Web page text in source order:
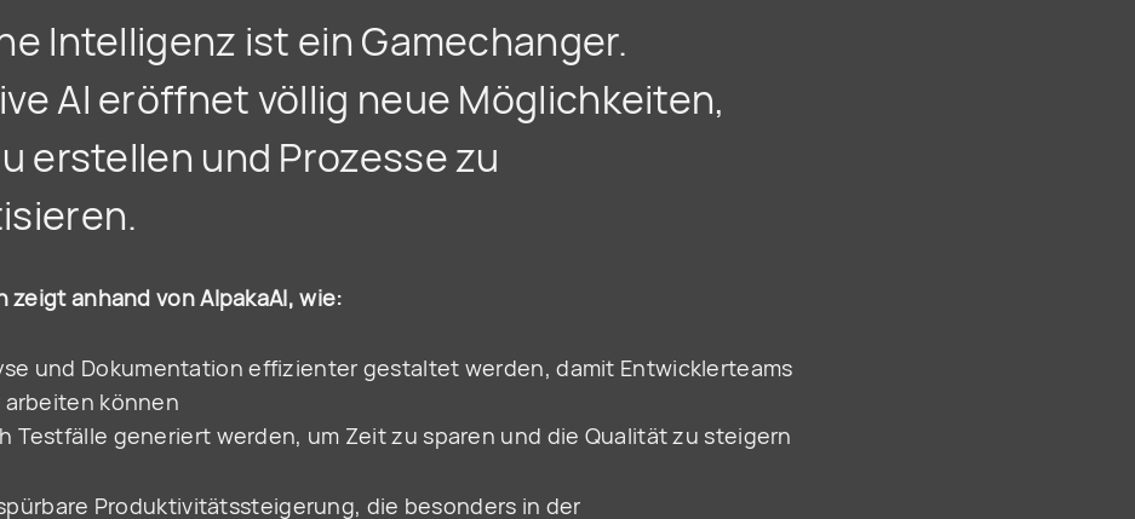
Intelligenz ist ein Gamechanger.
AI eröffnet völlig neue Möglichkeiten,
erstellen und Prozesse zu
zeigt anhand von AlpakaAI, wie:
und Dokumentation effizienter gestaltet werden, damit Entwicklerteams
können
Testfälle generiert werden, um Zeit zu sparen und die Qualität zu steigern
Produktivitätssteigerung, die besonders in der